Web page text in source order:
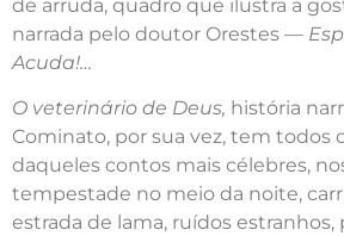
de arruda, quadro que ilustra a
narrada pelo doutor Orestes —
Acuda!…
O veterinário de Deus, história
Cominato, por sua vez, tem todos
daqueles contos mais célebres,
tempestade no meio da noite,
estrada de lama, ruídos